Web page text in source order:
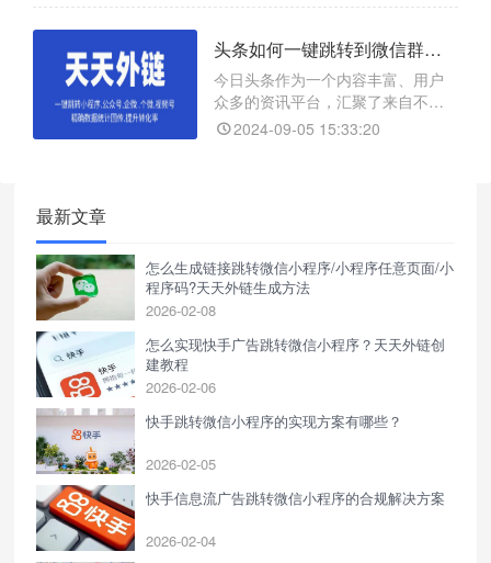
竞争激烈的市场环境中，从 H5 落地
建了一座从公域到私域的高速桥
梁，助力企业快速沉淀私域流量，
实现业务的持续增长和突破，成为
企业在数字化营销战场上脱颖
头条如何一键跳转到微信群呢？
今日头条作为一个内容丰富、用户
众多的资讯平台，汇聚了来自不同
领域、不同背景的人们。通过头条
2024-09-05 15:33:20
最新文章
怎么生成链接跳转微信小程序/小程序任意页面/小
程序码?天天外链生成方法
2026-02-08
怎么实现快手广告跳转微信小程序？天天外链创
建教程
2026-02-06
快手跳转微信小程序的实现方案有哪些？
2026-02-05
快手信息流广告跳转微信小程序的合规解决方案
2026-02-04